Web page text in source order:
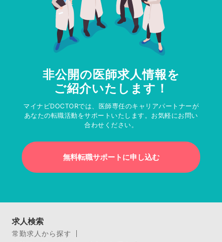
非公開の医師求人情報を
ご紹介いたします！
マイナビDOCTORでは、医師専任のキャリアパートナーが
あなたの転職活動をサポートいたします。お気軽にお問い
合わせください。
無料転職サポートに申し込む
求人検索
常勤求人から探す